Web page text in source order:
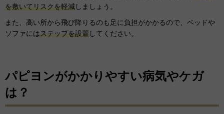
を敷いてリスクを軽減しましょう。
また、高い所から飛び降りるのも足に負担がかかるので、ベッドや
ソファにはステップを設置してください。
パピヨンがかかりやすい病気やケガ
は？